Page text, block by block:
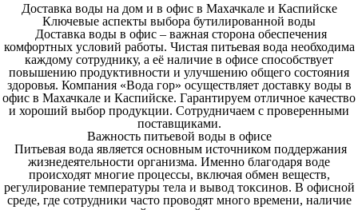
Доставка воды на дом и в офис в Махачкале и Каспийске
Ключевые аспекты выбора бутилированной воды
Доставка воды в офис– важная сторона обеспечения
комфортных условий работы. Чистая питьевая вода необходима
каждому сотруднику, а её наличие в офисе способствует
повышению продуктивности и улучшению общего состояния
здоровья. Компания «Вода гор» осуществляетдоставку воды в
офис в Махачкале и Каспийске. Гарантируем отличное качество
и хороший выбор продукции. Сотрудничаем с проверенными
поставщиками.
Важность питьевой воды в офисе
Питьевая вода является основным источником поддержания
жизнедеятельности организма. Именно благодаря воде
происходят многие процессы, включая обмен веществ,
регулирование температуры тела и вывод токсинов. В офисной
среде, где сотрудники часто проводят много времени, наличие